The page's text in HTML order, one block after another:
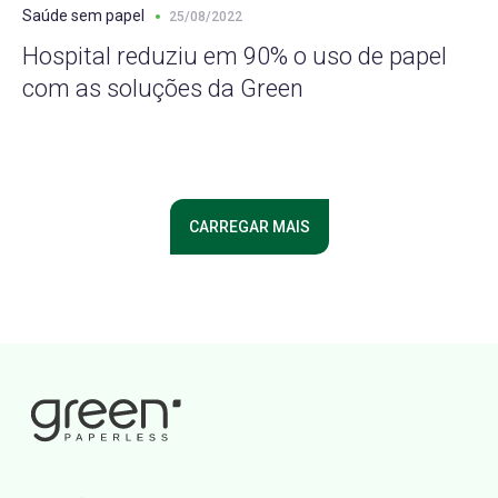
Saúde sem papel 25/08/2022
Hospital reduziu em 90% o uso de papel
com as soluções da Green
CARREGAR MAIS